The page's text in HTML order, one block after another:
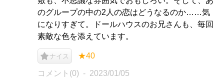
のグループの中の2人の恋はどうなるのか……気
になりすぎて。ドールハウスのお兄さんも、毎回
素敵な色を添えています。
ナイス ★40
コメント(0) 2023/01/05